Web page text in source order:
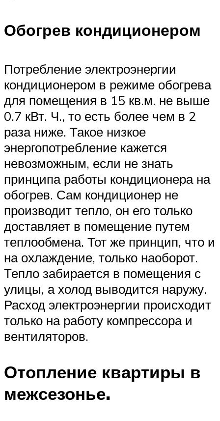
Обогрев кондиционером
Потребление электроэнергии
кондиционером в режиме обогрева
для помещения в 15 кв.м. не выше
0.7 кВт. Ч., то есть более чем в 2
раза ниже. Такое низкое
энергопотребление кажется
невозможным, если не знать
принципа работы кондиционера на
обогрев. Сам кондиционер не
производит тепло, он его только
доставляет в помещение путем
теплообмена. Тот же принцип, что и
на охлаждение, только наоборот.
Тепло забирается в помещения с
улицы, а холод выводится наружу.
Расход электроэнергии происходит
только на работу компрессора и
вентиляторов.
Отопление квартиры в
межсезонье.